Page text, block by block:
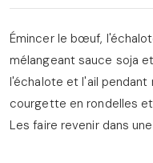
Émincer le bœuf,
mélangeant sauce soja
l'échalote et l'ail pendant
courgette en rondelles
Les faire revenir dans